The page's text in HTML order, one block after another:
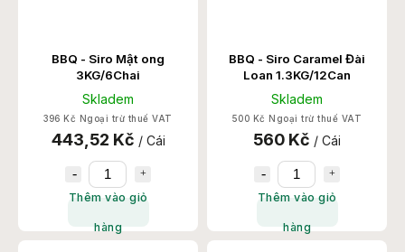
BBQ - Siro Mật ong
3KG/6Chai
Skladem
396 Kč Ngoại trừ thuế VAT
443,52 Kč / Cái
Thêm vào giỏ
hàng
BBQ - Siro Caramel Đài
Loan 1.3KG/12Can
Skladem
500 Kč Ngoại trừ thuế VAT
560 Kč / Cái
Thêm vào giỏ
hàng